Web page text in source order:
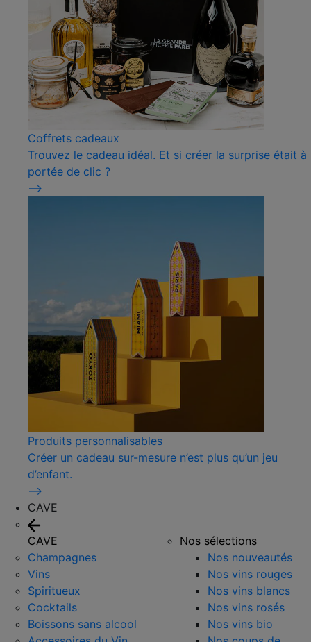
Coffrets cadeaux
Trouvez le cadeau idéal. Et si créer la surprise était à
portée de clic ?
⟶
Produits personnalisables
Créer un cadeau sur-mesure n’est plus qu’un jeu
d’enfant.
⟶
CAVE
CAVE
Champagnes
Vins
Spiritueux
Cocktails
Boissons sans alcool
Nos sélections
Nos nouveautés
Nos vins rouges
Nos vins blancs
Nos vins rosés
Nos vins bio